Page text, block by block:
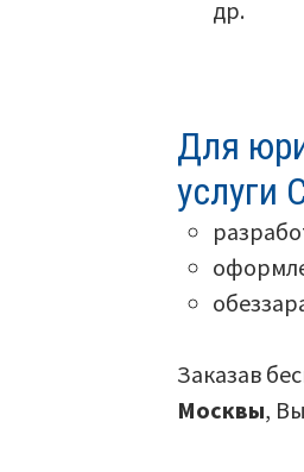
др.
Для
услуги
Заказав
Москвы,